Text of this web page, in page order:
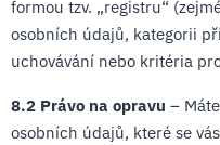
formou tzv. „registru“
osobních údajů, kategorii
uchovávání nebo kritéria
8.2 Právo na opravu –
osobních údajů, které se